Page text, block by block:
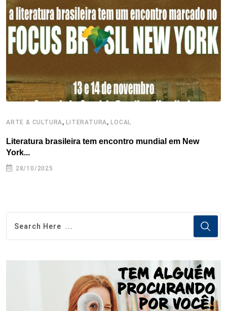
o
k
r I
n
e
s
t
s p
p
ARTE & CULTURA,LITERATURA,LOCAL
Literatura brasileira tem encontro mundial em New
York...
28/10/2025